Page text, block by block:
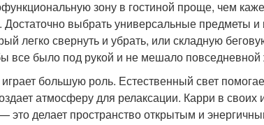
зону в гостиной проще, чем
Достаточно выбрать универсальные предметы
легко свернуть и убрать, или складную
все было под рукой и не мешало повседневной
большую роль. Естественный свет
атмосферу для релаксации. Карри в
это делает пространство открытым и